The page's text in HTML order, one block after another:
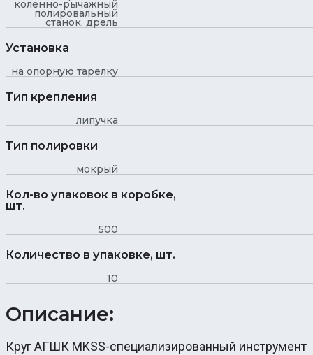
коленно-рычажный
полировальный
станок, дрель
Установка
на опорную тарелку
Тип крепления
липучка
Тип полировки
мокрый
Кол-во упаковок в коробке,
шт.
500
Количество в упаковке, шт.
10
Описание:
Круг АГШК MKSS-специализированный инструмент